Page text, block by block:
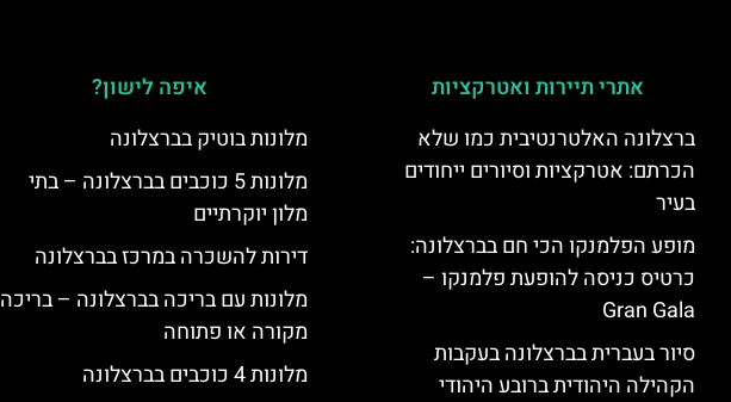
אתרי תיירות ואטרקציות
ברצלונה האלטרנטיבית כמו שלא
הכרתם: אטרקציות וסיורים ייחודים
בעיר
מופע הפלמנקו הכי חם בברצלונה:
כרטיס כניסה להופעת פלמנקו –
Gran Gala
סיור בעברית בברצלונה בעקבות
הקהילה היהודית ברובע היהודי
איפה לישון?
מלונות בוטיק בברצלונה
מלונות 5 כוכבים בברצלונה – בתי
מלון יוקרתיים
דירות להשכרה במרכז בברצלונה
מלונות עם בריכה בברצלונה – בריכה
מקורה או פתוחה
מלונות 4 כוכבים בברצלונה